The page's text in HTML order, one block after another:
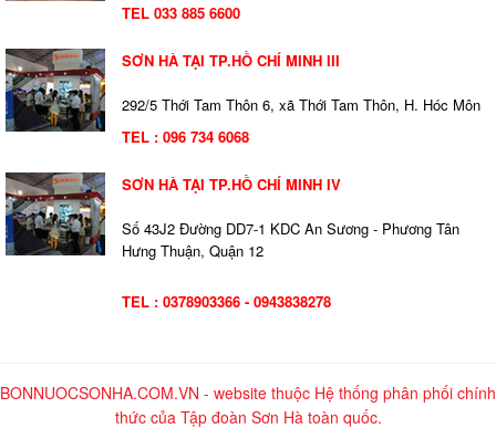
TEL 033 885 6600
SƠN HÀ TẠI TP.HỒ CHÍ MINH III
292/5 Thới Tam Thôn 6, xã Thới Tam Thôn, H. Hóc Môn
TEL : 096 734 6068
SƠN HÀ TẠI TP.HỒ CHÍ MINH IV
Số 43J2 Đường DD7-1 KDC An Sương - Phương Tân
Hưng Thuận, Quận 12
TEL : 0378903366 - 0943838278
BONNUOCSONHA.COM.VN - website thuộc Hệ thống phân phối chính
thức của Tập đoàn Sơn Hà toàn quốc.